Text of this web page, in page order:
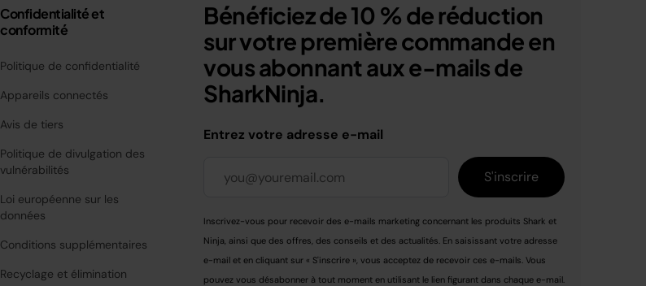
Confidentialité et
conformité
Politique de confidentialité
Appareils connectés
Avis de tiers
Politique de divulgation des
vulnérabilités
Loi européenne sur les
données
Conditions supplémentaires
Recyclage et élimination
Bénéficiez de 10 % de réduction
sur votre première commande en
vous abonnant aux e-mails de
SharkNinja.
Entrez votre adresse e-mail
S'inscrire
Inscrivez-vous pour recevoir des e-mails marketing concernant les produits Shark et
Ninja, ainsi que des offres, des conseils et des actualités. En saisissant votre adresse
e-mail et en cliquant sur « S'inscrire », vous acceptez de recevoir ces e-mails. Vous
pouvez vous désabonner à tout moment en utilisant le lien figurant dans chaque e-mail.